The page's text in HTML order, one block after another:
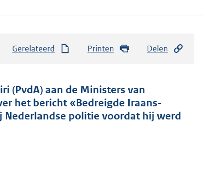
Gerelateerd Printen Delen
(PvdA) aan de Ministers van
het bericht «Bedreigde Iraans-
Nederlandse politie voordat hij werd